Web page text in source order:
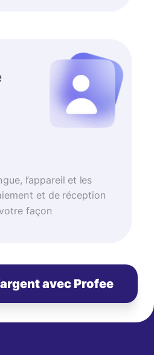
l’appareil et les
et de réception
façon
avec Profee